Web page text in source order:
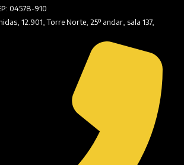
04578-910
12.901, Torre Norte, 25º andar, sala 137,